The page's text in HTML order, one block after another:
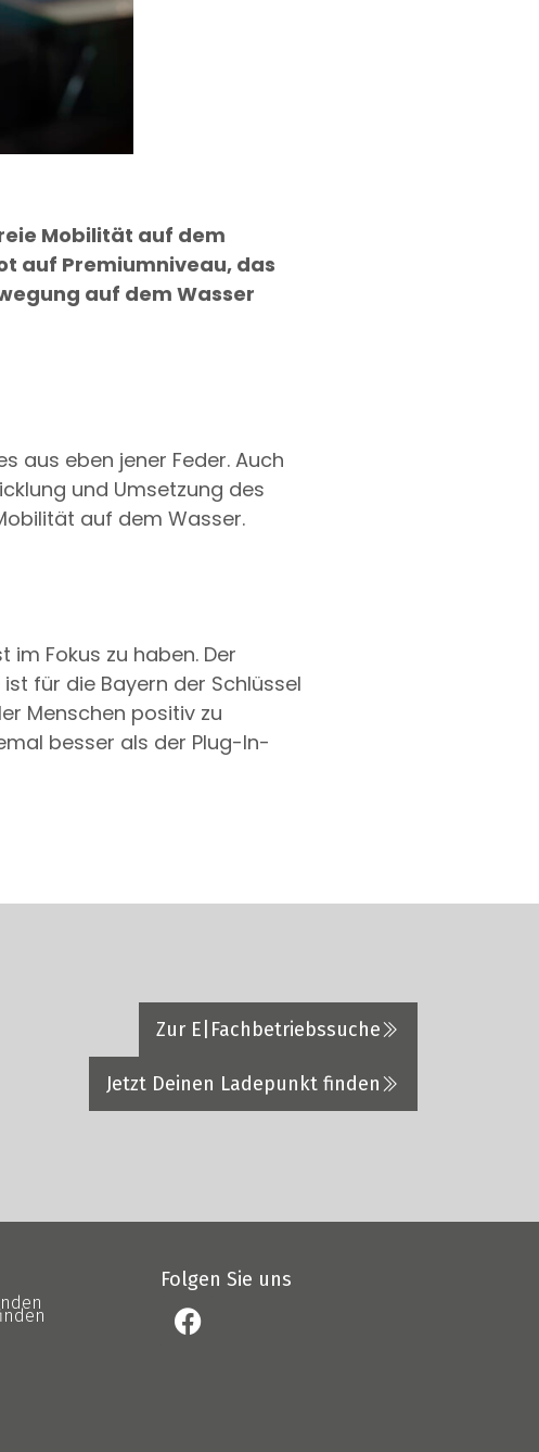
Mobilität auf dem
auf Premiumniveau, das
auf dem Wasser
aus eben jener Feder. Auch
und Umsetzung des
auf dem Wasser.
Fokus zu haben. Der
für die Bayern der Schlüssel
Menschen positiv zu
besser als der Plug-In-
Zur E|Fachbetriebssuche
Jetzt Deinen Ladepunkt finden
Folgen Sie uns